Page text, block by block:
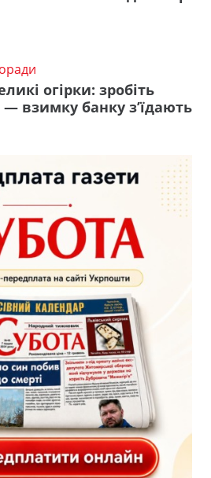
огірки: зробіть
взимку банку з’їдають